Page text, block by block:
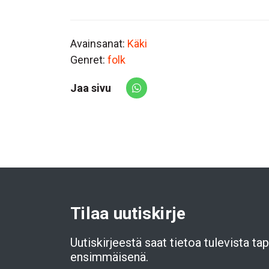
Avainsanat: Käki
Genret: folk
Jaa sivu
Share via Whatsapp
Tilaa uutiskirje
Uutiskirjeestä saat tietoa tulevista
ensimmäisenä.